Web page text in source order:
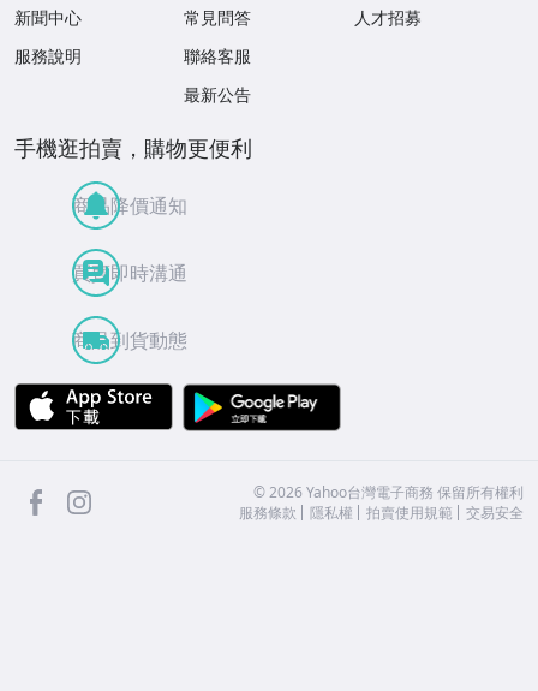
新聞中心
服務說明
常見問答
聯絡客服
最新公告
人才招募
手機逛拍賣，購物更便利
商品降價通知
買賣即時溝通
商品到貨動態
APP Store
facebook ©2026 Yahoo台灣電子商務 保留所有權利
服務條款
隱私權 拍賣使用規範 交易安全